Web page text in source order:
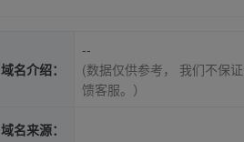
域名介绍：
--
(数据仅供参考， 我们不保
馈客服。）
域名来源：